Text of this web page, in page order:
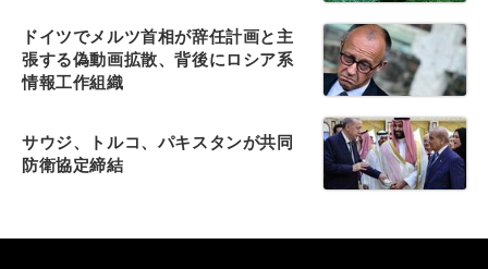
ドイツでメルツ首相が辞任計画と主
張する偽動画拡散、背後にロシア系
情報工作組織
サウジ、トルコ、パキスタンが共同
防衛協定締結